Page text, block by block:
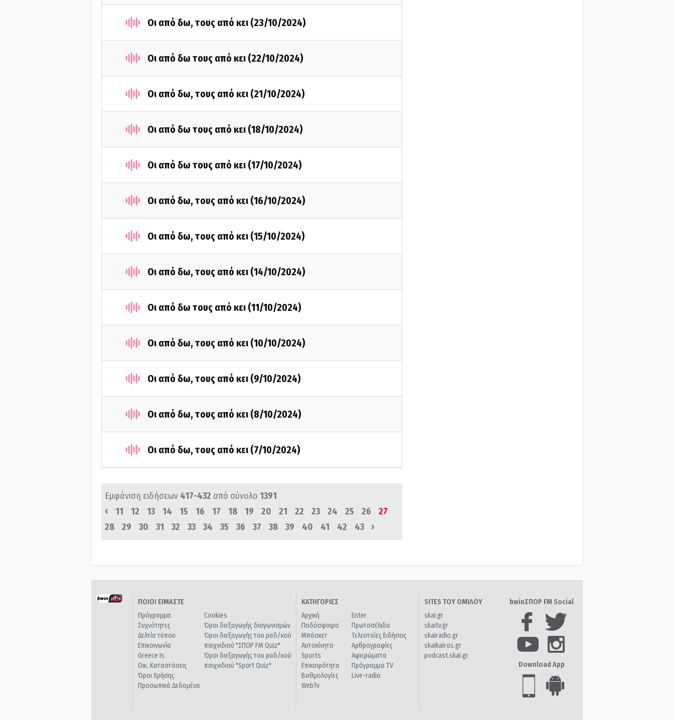
Οι από δω, τους από κει (23/10/2024)
Οι από δω τους από κει (22/10/2024)
Οι από δω, τους από κει (21/10/2024)
Οι από δω τους από κει (18/10/2024)
Οι από δω τους από κει (17/10/2024)
Οι από δω, τους από κει (16/10/2024)
Οι από δω, τους από κει (15/10/2024)
Οι από δω, τους από κει (14/10/2024)
Οι από δω τους από κει (11/10/2024)
Οι από δω, τους από κει (10/10/2024)
Οι από δω, τους από κει (9/10/2024)
Οι από δω, τους από κει (8/10/2024)
Οι από δω, τους από κει (7/10/2024)
Εμφάνιση ειδήσεων 417-432 από σύνολο 1391
‹
11 12 13 14 15 16 17 18 19 20 21 22 23 24 25 26
27
28
29 30 31 32 33 34 35 36 37 38 39 40 41 42 43 ›
ΠΟΙΟΙ ΕΙΜΑΣΤΕ
Πρόγραμμα
Συχνότητες
Δελτία τύπου
Επικοινωνία
Greece Is
Οικ. Καταστάσεις
Όροι Χρήσης
Προσωπικά Δεδομένα
Cookies
Όροι διεξαγωγής διαγωνισμών
Όροι διεξαγωγής του ραδ/κού
παιχνιδιού "ΣΠΟΡ FM Quiz"
Όροι διεξαγωγής του ραδ/κού
παιχνιδιού "Sport Quiz"
ΚΑΤΗΓΟΡΙΕΣ
Αρχική
Ποδόσφαιρο
Μπάσκετ
Αυτοκίνητο
Sports
Επικαιρότητα
Βαθμολογίες
WebTv
Enter
Πρωτοσέλιδα
Τελευταίες Ειδήσεις
Αρθρογραφίες
Αφιερώματα
Πρόγραμμα TV
Live-radio
SITES ΤΟΥ ΟΜΙΛΟΥ
skai.gr
skaitv.gr
skairadio.gr
skaikairos.gr
podcast.skai.gr
bwinΣΠΟΡ FM Social
Download App